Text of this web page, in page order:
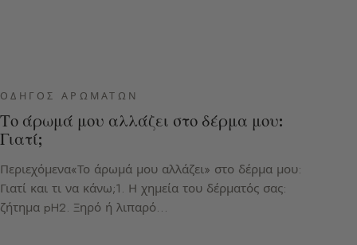
ΟΔΗΓΌΣ ΑΡΩΜΆΤΩΝ
Το άρωμά μου αλλάζει στο δέρμα μου:
Γιατί;
Περιεχόμενα«Το άρωμά μου αλλάζει» στο δέρμα μου:
Γιατί και τι να κάνω;1. Η χημεία του δέρματός σας:
ζήτημα pH2. Ξηρό ή λιπαρό…